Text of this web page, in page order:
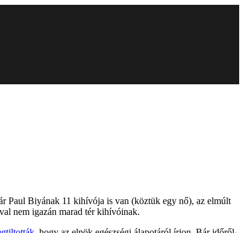
Paul Biyának 11 kihívója is van (köztük egy nő), az elmúlt
nem igazán marad tér kihívóinak.